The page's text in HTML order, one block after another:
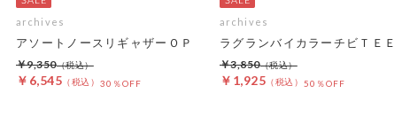
archives
アソートノースリギャザーＯＰ
￥6,545 30％OFF
￥9,350
archives
ラグランバイカラーチビＴＥＥ
￥1,925 50％OFF
￥3,850